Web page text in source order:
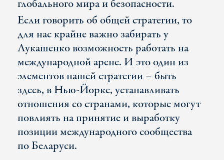
глобального мира и безопасности.
Если говорить об общей стратегии, то
для нас крайне важно забирать у
Лукашенко возможность работать на
международной арене. И это один из
элементов нашей стратегии – быть
здесь, в Нью-Йорке, устанавливать
отношения со странами, которые могут
повлиять на принятие и выработку
позиции международного сообщества
по Беларуси.